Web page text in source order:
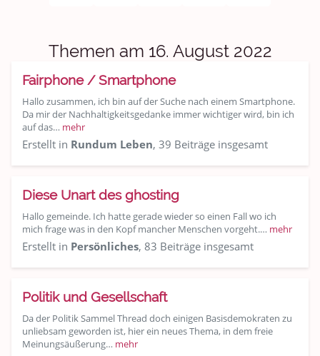
Kochen, Backen und Genießen
Anregungen und Support
Spiel, Spaß und Sinnlosigkeit
Archiv
Themen am 16. August 2022
Fairphone / Smartphone
Hallo zusammen, ich bin auf der Suche nach einem Smartphone.
Da mir der Nachhaltigkeitsgedanke immer wichtiger wird, bin ich
auf das… mehr
Erstellt in Rundum Leben, 39 Beiträge insgesamt
Diese Unart des ghosting
Hallo gemeinde. Ich hatte gerade wieder so einen Fall wo ich
mich frage was in den Kopf mancher Menschen vorgeht.… mehr
Erstellt in Persönliches, 83 Beiträge insgesamt
Politik und Gesellschaft
Da der Politik Sammel Thread doch einigen Basisdemokraten zu
unliebsam geworden ist, hier ein neues Thema, in dem freie
Meinungsäußerung… mehr